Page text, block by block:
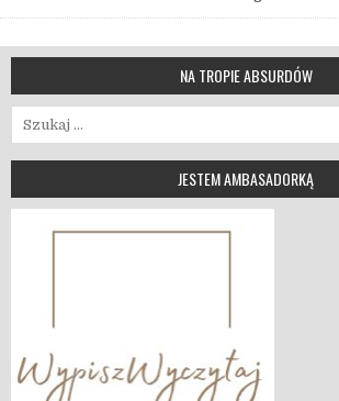
NA TROPIE ABSURDÓW
Szukaj:
JESTEM AMBASADORKĄ